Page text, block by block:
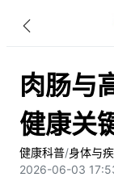
肉肠与
健康关
健康科普/身体与
2026-06-03